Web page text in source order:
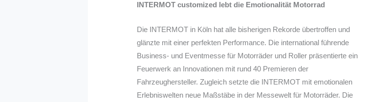
INTERMOT customized lebt die Emotionalität Motorrad
Die INTERMOT in Köln hat alle bisherigen Rekorde übertroffen und
glänzte mit einer perfekten Performance. Die international führende
Business- und Eventmesse für Motorräder und Roller präsentierte ein
Feuerwerk an Innovationen mit rund 40 Premieren der
Fahrzeughersteller. Zugleich setzte die INTERMOT mit emotionalen
Erlebniswelten neue Maßstäbe in der Messewelt für Motorräder. Die